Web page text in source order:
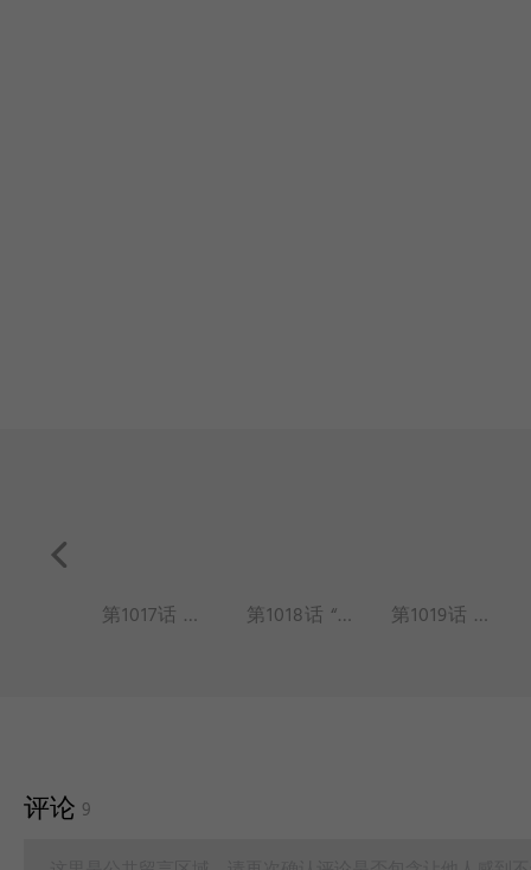
第1017话 不是冤家不聚头。 第1018话 “装尽乾坤并四海，任他宝物尽收藏。”——《封神演义》第五十回 第1019话 来无影，去无踪，竹篮打水一场空。
评论 9